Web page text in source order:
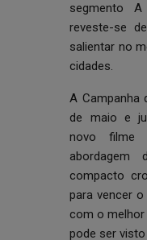
segmento
reveste-se
salientar no
cidades.
A Campanha
de maio e
novo filme
abordagem
compacto
para vencer
com o
pode ser visto